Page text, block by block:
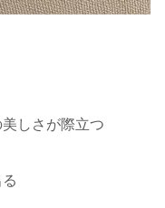
しさが際立つ